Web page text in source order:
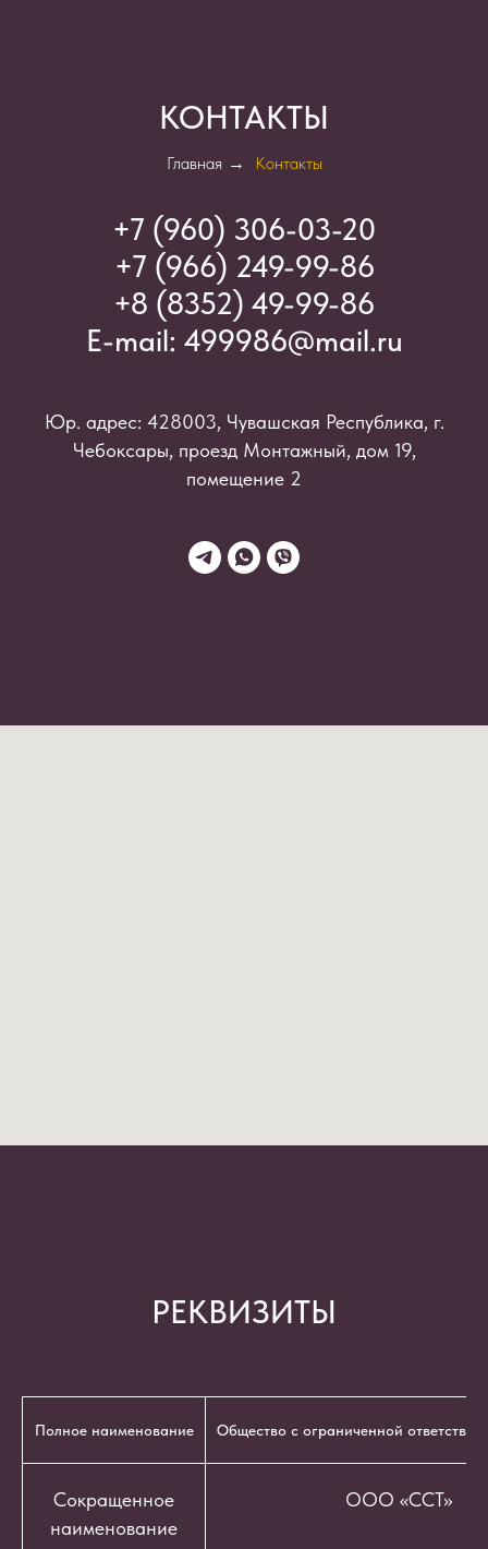
КОНТАКТЫ
Главная → Контакты
+7 (960) 306-03-20
+7 (966) 249-99-86
+8 (8352) 49-99-86
E-mail: 499986@mail.ru
Юр. адрес: 428003, Чувашская Республика, г.
Чебоксары, проезд Монтажный, дом 19,
помещение 2
РЕКВИЗИТЫ
Полное наименование Общество с ограниченной
Сокращенное
наименование
ООО «ССТ»